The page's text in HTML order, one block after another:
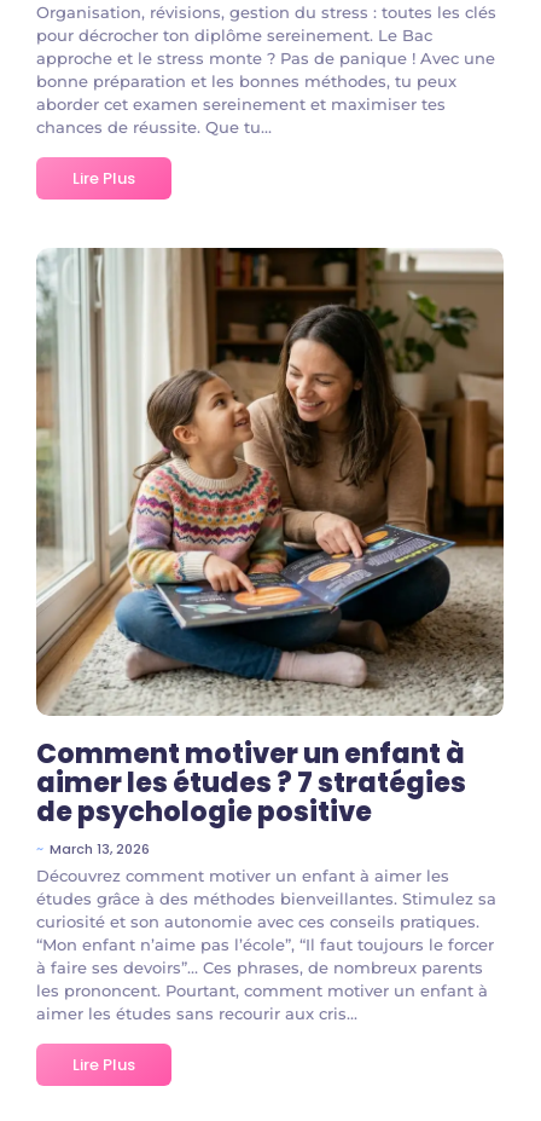
Organisation, révisions, gestion du stress : toutes les clés
pour décrocher ton diplôme sereinement. Le Bac
approche et le stress monte ? Pas de panique ! Avec une
bonne préparation et les bonnes méthodes, tu peux
aborder cet examen sereinement et maximiser tes
chances de réussite. Que tu...
Lire Plus
Comment motiver un enfant à
aimer les études ? 7 stratégies
de psychologie positive
~ March 13, 2026
Découvrez comment motiver un enfant à aimer les
études grâce à des méthodes bienveillantes. Stimulez sa
curiosité et son autonomie avec ces conseils pratiques.
“Mon enfant n’aime pas l’école”, “Il faut toujours le forcer
à faire ses devoirs”… Ces phrases, de nombreux parents
les prononcent. Pourtant, comment motiver un enfant à
aimer les études sans recourir aux cris...
Lire Plus